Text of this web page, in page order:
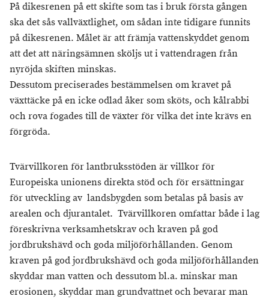
På dikesrenen på ett skifte som tas i bruk första gången
ska det sås vallväxtlighet, om sådan inte tidigare funnits
på dikesrenen. Målet är att främja vattenskyddet genom
att det att näringsämnen sköljs ut i vattendragen från
nyröjda skiften minskas.
Dessutom preciserades bestämmelsen om kravet på
växttäcke på en icke odlad åker som sköts, och kålrabbi
och rova fogades till de växter för vilka det inte krävs en
förgröda.
Tvärvillkoren för lantbruksstöden är villkor för
Europeiska unionens direkta stöd och för ersättningar
för utveckling av landsbygden som betalas på basis av
arealen och djurantalet. Tvärvillkoren omfattar både i lag
föreskrivna verksamhetskrav och kraven på god
jordbrukshävd och goda miljöförhållanden. Genom
kraven på god jordbrukshävd och goda miljöförhållanden
skyddar man vatten och dessutom bl.a. minskar man
erosionen, skyddar man grundvattnet och bevarar man